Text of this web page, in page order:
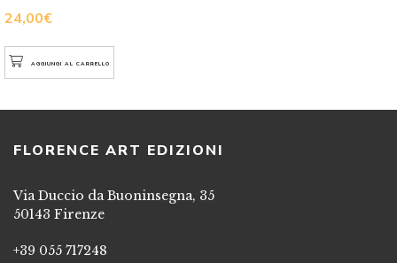
24,00€
AGGIUNGI AL CARRELLO
FLORENCE ART EDIZIONI
Via Duccio da Buoninsegna, 35
50143 Firenze
+39 055 717248